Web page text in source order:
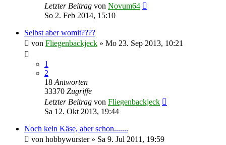
Letzter Beitrag von Novum64
So 2. Feb 2014, 15:10
Selbst aber womit????
von Fliegenbackjeck » Mo 23. Sep 2013, 10:21
1
2
18 Antworten
33370 Zugriffe
Letzter Beitrag von Fliegenbackjeck
Sa 12. Okt 2013, 19:44
Noch kein Käse, aber schon.......
von hobbywurster» Sa 9. Jul 2011, 19:59